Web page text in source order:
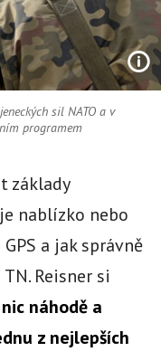
sil NATO a v
programem
základy
nablízko nebo
a jak správně
Reisner si
náhodě a
z nejlepších